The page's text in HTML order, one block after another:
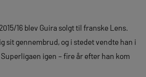
16 blev Guira solgt til franske Lens.
sit gennembrud, og i stedet vendte han i
igen – fire år efter han kom